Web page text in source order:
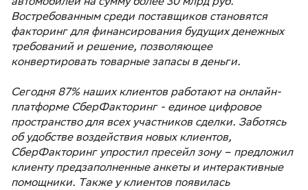
автомобилей на сумму более 30 млрд руб.
Востребованным среди поставщиков становятся
факторинг для финансирования будущих денежных
требований и решение, позволяющее
конвертировать товарные запасы в деньги.
Сегодня 87% наших клиентов работают на онлайн-
платформе СберФакторинг - единое цифровое
пространство для всех участников сделки. Заботясь
об удобстве воздействия новых клиентов,
СберФакторинг упростил пресейл зону – предложил
клиенту предзаполненные анкеты и интерактивные
помощники. Также у клиентов появилась